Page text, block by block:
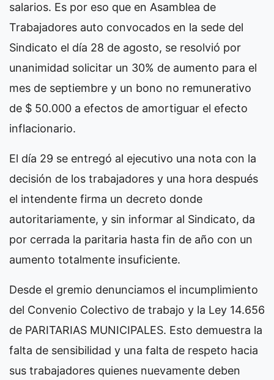
salarios. Es por eso que en Asamblea de
Trabajadores auto convocados en la sede del
Sindicato el día 28 de agosto, se resolvió por
unanimidad solicitar un 30% de aumento para el
mes de septiembre y un bono no remunerativo
de $ 50.000 a efectos de amortiguar el efecto
inflacionario.
El día 29 se entregó al ejecutivo una nota con la
decisión de los trabajadores y una hora después
el intendente firma un decreto donde
autoritariamente, y sin informar al Sindicato, da
por cerrada la paritaria hasta fin de año con un
aumento totalmente insuficiente.
Desde el gremio denunciamos el incumplimiento
del Convenio Colectivo de trabajo y la Ley 14.656
de PARITARIAS MUNICIPALES. Esto demuestra la
falta de sensibilidad y una falta de respeto hacia
sus trabajadores quienes nuevamente deben